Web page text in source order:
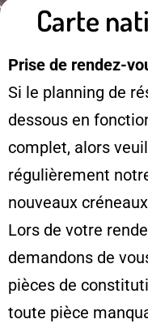
Carte
Prise de rendez-
Si le planning de
dessous en
complet, alors
régulièrement
nouveaux
Lors de votre
demandons de
pièces de
toute pièce